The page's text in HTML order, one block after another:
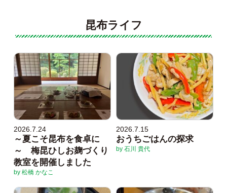
昆布ライフ
2026.7.24
～夏こそ昆布を食卓に
～ 梅昆ひしお麹づくり
教室を開催しました
by 松橋 かなこ
2026.7.15
おうちごはんの探求
by 石川 貴代